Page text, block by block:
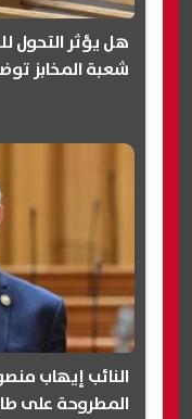
هل يؤثر التحول
شعبة المخابز
النائب إيهاب
المطروحة على